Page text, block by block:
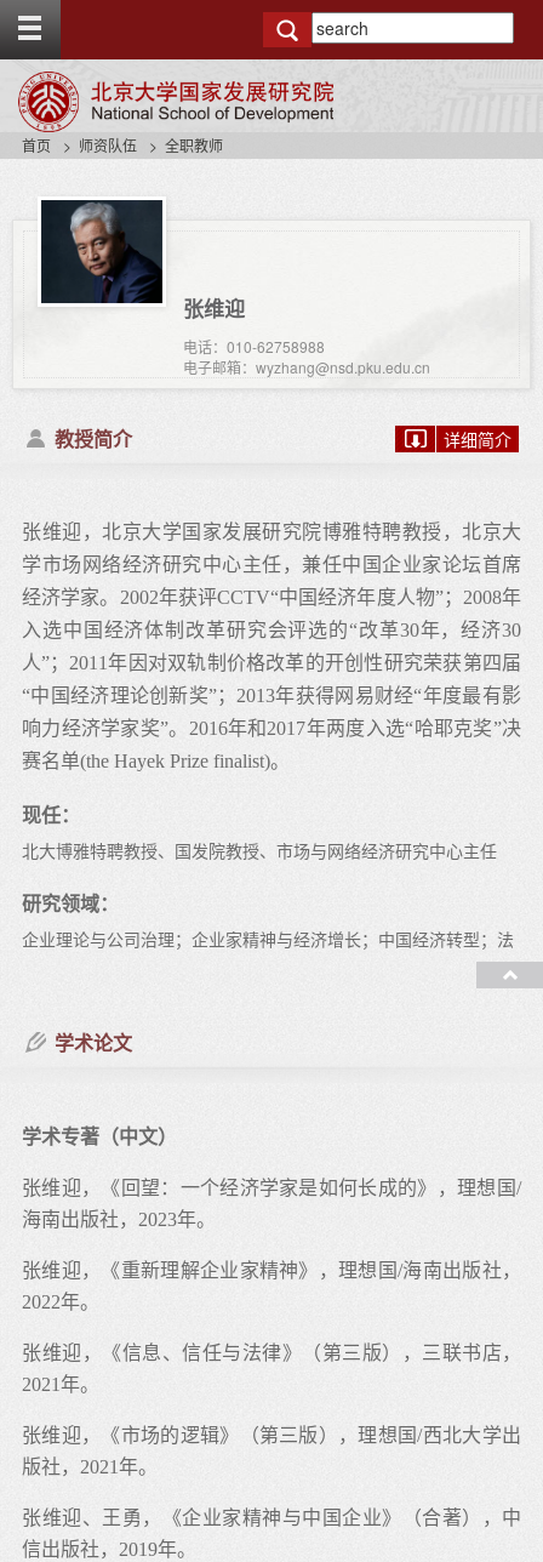
g
t
首页 师资队伍 全职教师
张维迎
电话：010-62758988
电子邮箱：wyzhang@nsd.pku.edu.cn
教授简介 详细简介
张维迎，北京大学国家发展研究院博雅特聘教授，北京大
学市场网络经济研究中心主任，兼任中国企业家论坛首席
经济学家。2002年获评CCTV“中国经济年度人物”；2008年
入选中国经济体制改革研究会评选的“改革30年，经济30
人”；2011年因对双轨制价格改革的开创性研究荣获第四届
“中国经济理论创新奖”；2013年获得网易财经“年度最有影
响力经济学家奖”。2016年和2017年两度入选“哈耶克奖”决
赛名单(the Hayek Prize finalist)。
现任：
北大博雅特聘教授、国发院教授、市场与网络经济研究中心主任
研究领域：
企业理论与公司治理；企业家精神与经济增长；中国经济转型；法
学术论文
学术专著（中文）
张维迎，《回望：一个经济学家是如何长成的》，理想国/
海南出版社，2023年。
张维迎，《重新理解企业家精神》，理想国/海南出版社，
2022年。
张维迎，《信息、信任与法律》（第三版），三联书店，
2021年。
张维迎，《市场的逻辑》（第三版），理想国/西北大学出
版社，2021年。
张维迎、王勇，《企业家精神与中国企业》（合著），中
信出版社，2019年。